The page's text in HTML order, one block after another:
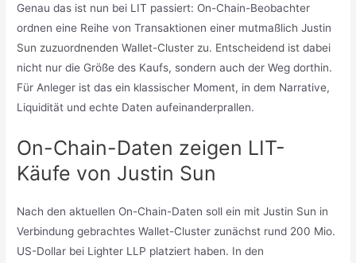
Genau das ist nun bei LIT passiert: On-Chain-Beobachter
ordnen eine Reihe von Transaktionen einer mutmaßlich Justin
Sun zuzuordnenden Wallet-Cluster zu. Entscheidend ist dabei
nicht nur die Größe des Kaufs, sondern auch der Weg dorthin.
Für Anleger ist das ein klassischer Moment, in dem Narrative,
Liquidität und echte Daten aufeinanderprallen.
On-Chain-Daten zeigen LIT-
Käufe von Justin Sun
Nach den aktuellen On-Chain-Daten soll ein mit Justin Sun in
Verbindung gebrachtes Wallet-Cluster zunächst rund 200 Mio.
US-Dollar bei Lighter LLP platziert haben. In den